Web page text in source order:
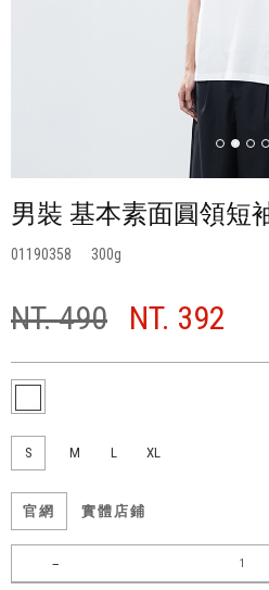
男裝 基本素面圓領短
01190358 300
NT. 490 NT. 392
S M L XL
官網 實體店鋪